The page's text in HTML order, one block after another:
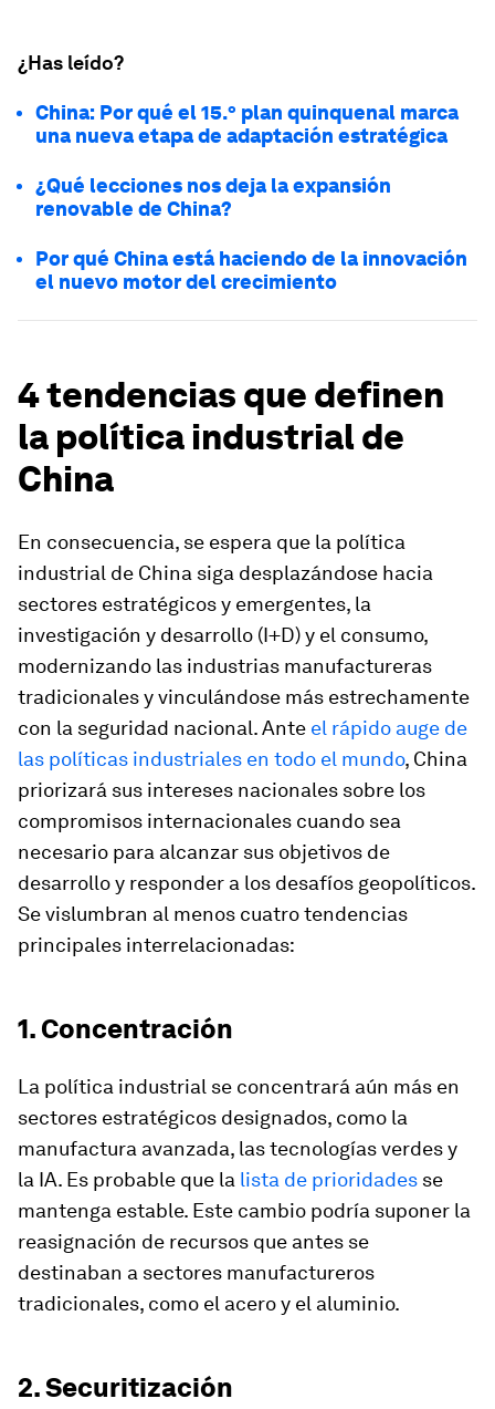
¿Has leído?
China: Por qué el 15.º plan quinquenal marca
una nueva etapa de adaptación estratégica
¿Qué lecciones nos deja la expansión
renovable de China?
Por qué China está haciendo de la innovación
el nuevo motor del crecimiento
4 tendencias que definen
la política industrial de
China
En consecuencia, se espera que la política
industrial de China siga desplazándose hacia
sectores estratégicos y emergentes, la
investigación y desarrollo (I+D) y el consumo,
modernizando las industrias manufactureras
tradicionales y vinculándose más estrechamente
con la seguridad nacional. Ante el rápido auge de
las políticas industriales en todo el mundo, China
priorizará sus intereses nacionales sobre los
compromisos internacionales cuando sea
necesario para alcanzar sus objetivos de
desarrollo y responder a los desafíos geopolíticos.
Se vislumbran al menos cuatro tendencias
principales interrelacionadas:
1. Concentración
La política industrial se concentrará aún más en
sectores estratégicos designados, como la
manufactura avanzada, las tecnologías verdes y
la IA. Es probable que la lista de prioridades se
mantenga estable. Este cambio podría suponer la
reasignación de recursos que antes se
destinaban a sectores manufactureros
tradicionales, como el acero y el aluminio.
2. Securitización